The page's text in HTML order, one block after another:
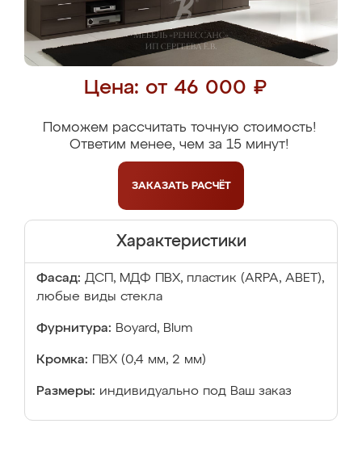
Цена: от 46 000 ₽
Поможем рассчитать точную стоимость!
Ответим менее, чем за 15 минут!
ЗАКАЗАТЬ РАСЧЁТ
Характеристики
Фасад: ДСП, МДФ ПВХ, пластик (ARPA, ABET),
любые виды стекла
Фурнитура: Boyard, Blum
Кромка: ПВХ (0,4 мм, 2 мм)
Размеры: индивидуально под Ваш заказ